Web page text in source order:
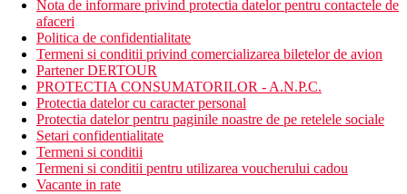
Nota de informare privind protectia datelor pentru contactele de
afaceri
Politica de confidentialitate
Termeni si conditii privind comercializarea biletelor de avion
Partener DERTOUR
PROTECTIA CONSUMATORILOR - A.N.P.C.
Protectia datelor cu caracter personal
Protectia datelor pentru paginile noastre de pe retelele sociale
Setari confidentialitate
Termeni si conditii
Termeni si conditii pentru utilizarea voucherului cadou
Vacante in rate